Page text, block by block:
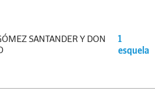
SANTANDER Y DON
1
esquela